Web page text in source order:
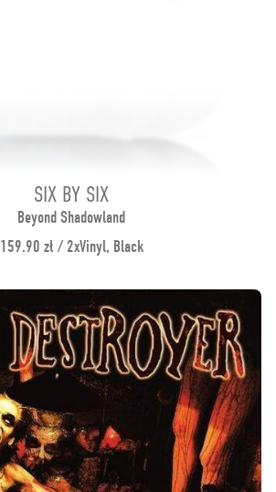
SIX BY SIX
Beyond Shadowland
159.90 zł / 2xVinyl, Black